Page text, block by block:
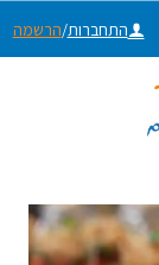
התחברות/הרשמה